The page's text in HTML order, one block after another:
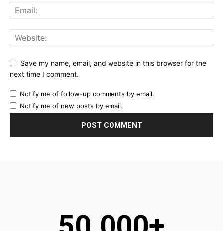
Save my name, email, and website in this browser for the
next time I comment.
Notify me of follow-up comments by email.
Notify me of new posts by email.